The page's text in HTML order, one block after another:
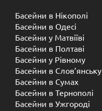
Басейни в Нікополі
Басейни в Одесі
Басейни у Матвіїві
Басейни в Полтаві
Басейни у ​​Рівному
Басейни в Слов’янську
Басейни в Сумах
Басейни в Тернополі
Басейни в Ужгороді